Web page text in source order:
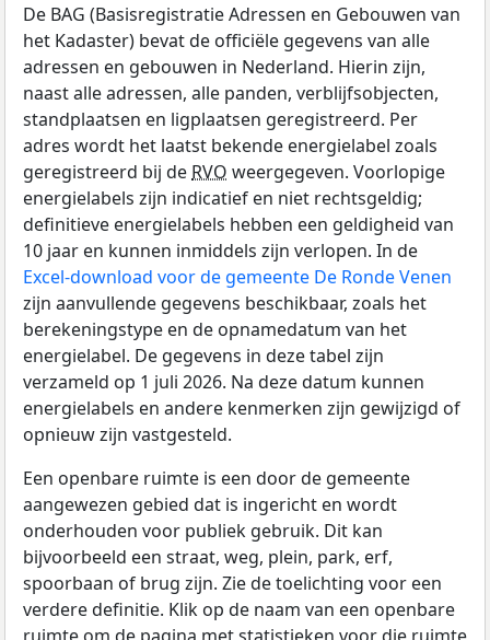
De BAG (Basisregistratie Adressen en Gebouwen van
het Kadaster) bevat de officiële gegevens van alle
adressen en gebouwen in Nederland. Hierin zijn,
naast alle adressen, alle panden, verblijfsobjecten,
standplaatsen en ligplaatsen geregistreerd. Per
adres wordt het laatst bekende energielabel zoals
geregistreerd bij de RVO weergegeven. Voorlopige
energielabels zijn indicatief en niet rechtsgeldig;
definitieve energielabels hebben een geldigheid van
10 jaar en kunnen inmiddels zijn verlopen. In de
Excel-download voor de gemeente De Ronde Venen
zijn aanvullende gegevens beschikbaar, zoals het
berekeningstype en de opnamedatum van het
energielabel. De gegevens in deze tabel zijn
verzameld op 1 juli 2026. Na deze datum kunnen
energielabels en andere kenmerken zijn gewijzigd of
opnieuw zijn vastgesteld.
Een openbare ruimte is een door de gemeente
aangewezen gebied dat is ingericht en wordt
onderhouden voor publiek gebruik. Dit kan
bijvoorbeeld een straat, weg, plein, park, erf,
spoorbaan of brug zijn. Zie de toelichting voor een
verdere definitie. Klik op de naam van een openbare